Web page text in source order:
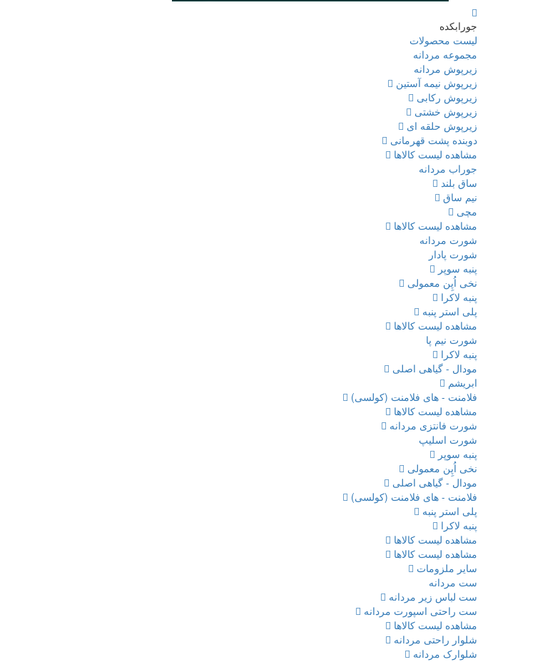
جورابکده
لیست محصولات
مجموعه مردانه
زیرپوش مردانه
زیرپوش نیمه آستین
زیرپوش رکابی
زیرپوش خشتی
زیرپوش حلقه ای
دوبنده پشت قهرمانی
مشاهده لیست کالاها
جوراب مردانه
ساق بلند
نیم ساق
مچی
مشاهده لیست کالاها
شورت مردانه
شورت پادار
پنبه سوپر
نخی اُپِن معمولی
پنبه لاکرا
پلی استر پنبه
مشاهده لیست کالاها
شورت نیم پا
پنبه لاکرا
مودال - گیاهی اصلی
ابریشم
فلامنت - های فلامنت (کولسی)
مشاهده لیست کالاها
شورت فانتزی مردانه
شورت اسلیپ
پنبه سوپر
نخی اُپِن معمولی
مودال - گیاهی اصلی
فلامنت - های فلامنت (کولسی)
پلی استر پنبه
پنبه لاکرا
مشاهده لیست کالاها
مشاهده لیست کالاها
سایر ملزومات
ست مردانه
ست لباس زیر مردانه
ست راحتی اسپورت مردانه
مشاهده لیست کالاها
شلوار راحتی مردانه
شلوارک مردانه